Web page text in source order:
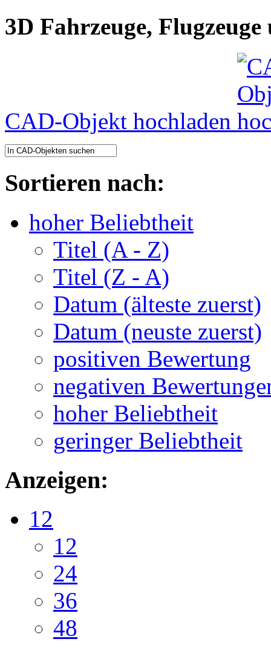
3D Fahrzeuge, Flugzeuge
CAD-Objekt hochladen
Sortieren nach:
hoher Beliebtheit
Titel (A - Z)
Titel (Z - A)
Datum (älteste zuerst)
Datum (neuste zuerst)
positiven Bewertung
negativen
hoher Beliebtheit
geringer Beliebtheit
Anzeigen:
12
12
24
36
48